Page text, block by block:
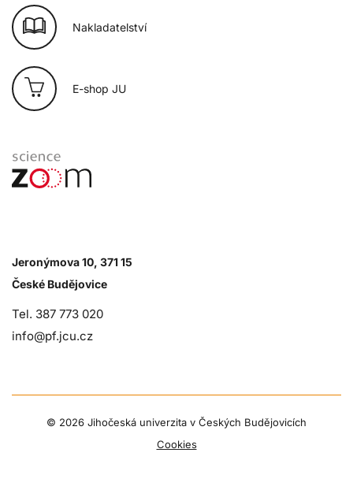
Nakladatelství
E-shop JU
Jeronýmova 10, 371 15
České Budějovice
Tel. 387 773 020
info@pf.jcu.cz
© 2026 Jihočeská univerzita v Českých Budějovicích
Cookies